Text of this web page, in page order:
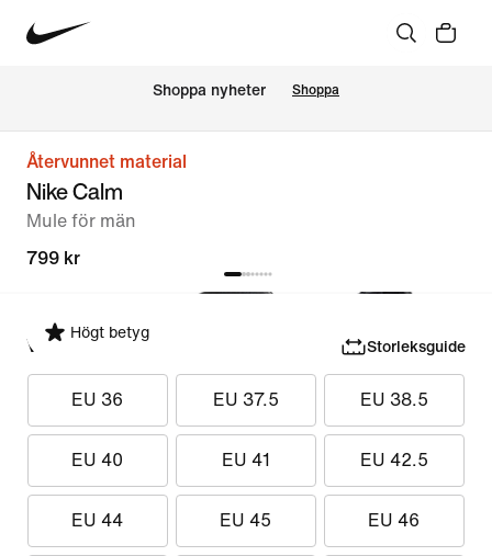
Shoppa nyheter Shoppa
Återvunnet material
Nike Calm
Mule för män
799 kr
Högt betyg
Välj storlek Storleksguide
EU 36 EU 37.5 EU 38.5
EU 40 EU 41 EU 42.5
EU 44 EU 45 EU 46